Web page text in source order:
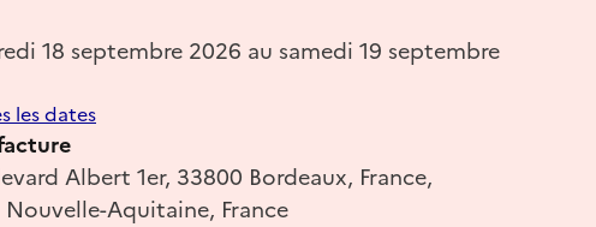
18 septembre 2026 au samedi 19 septembre
les dates
Albert 1er, 33800 Bordeaux, France,
Aquitaine, France